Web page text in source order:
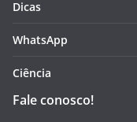
Dicas
WhatsApp
Ciência
Fale conosco!